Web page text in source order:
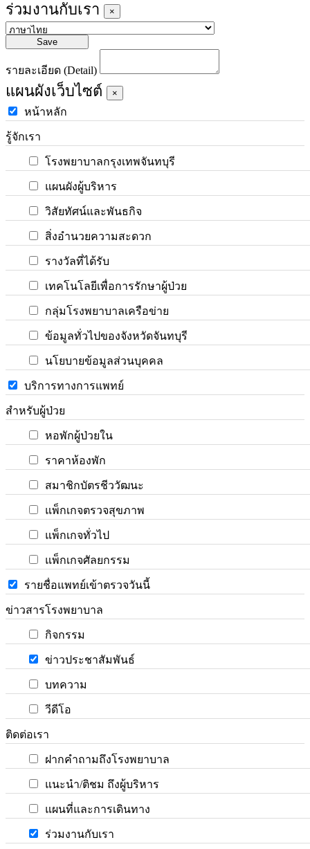
ร่วมงานกับเรา ×
Save
รายละเอียด (Detail)
แผนผังเว็บไซต์ ×
หน้าหลัก
รู้จักเรา
โรงพยาบาลกรุงเทพจันทบุรี
แผนผังผู้บริหาร
วิสัยทัศน์และพันธกิจ
สิ่งอำนวยความสะดวก
รางวัลที่ได้รับ
เทคโนโลยีเพื่อการรักษาผู้ป่วย
กลุ่มโรงพยาบาลเครือข่าย
ข้อมูลทั่วไปของจังหวัดจันทบุรี
นโยบายข้อมูลส่วนบุคคล
บริการทางการแพทย์
สำหรับผู้ป่วย
หอพักผู้ป่วยใน
ราคาห้องพัก
สมาชิกบัตรชีววัฒนะ
แพ็กเกจตรวจสุขภาพ
แพ็กเกจทั่วไป
แพ็กเกจศัลยกรรม
รายชื่อแพทย์เข้าตรวจวันนี้
ข่าวสารโรงพยาบาล
กิจกรรม
ข่าวประชาสัมพันธ์
บทความ
วีดีโอ
ติดต่อเรา
ฝากคำถามถึงโรงพยาบาล
แนะนำ/ติชม ถึงผู้บริหาร
แผนที่และการเดินทาง
ร่วมงานกับเรา